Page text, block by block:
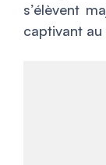
s’élèvent
captivant